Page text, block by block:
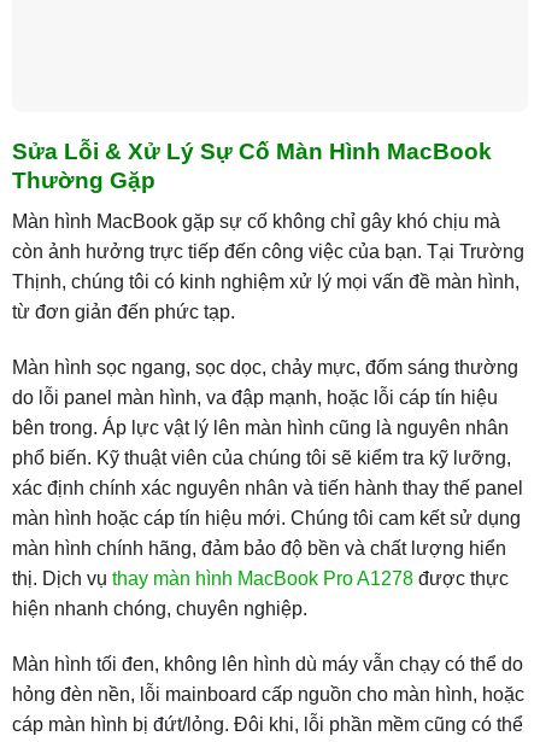
Sửa Lỗi & Xử Lý Sự Cố Màn Hình MacBook
Thường Gặp
Màn hình MacBook gặp sự cố không chỉ gây khó chịu mà
còn ảnh hưởng trực tiếp đến công việc của bạn. Tại Trường
Thịnh, chúng tôi có kinh nghiệm xử lý mọi vấn đề màn hình,
từ đơn giản đến phức tạp.
Màn hình sọc ngang, sọc dọc, chảy mực, đốm sáng thường
do lỗi panel màn hình, va đập mạnh, hoặc lỗi cáp tín hiệu
bên trong. Áp lực vật lý lên màn hình cũng là nguyên nhân
phổ biến. Kỹ thuật viên của chúng tôi sẽ kiểm tra kỹ lưỡng,
xác định chính xác nguyên nhân và tiến hành thay thế panel
màn hình hoặc cáp tín hiệu mới. Chúng tôi cam kết sử dụng
màn hình chính hãng, đảm bảo độ bền và chất lượng hiển
thị. Dịch vụ thay màn hình MacBook Pro A1278được thực
hiện nhanh chóng, chuyên nghiệp.
Màn hình tối đen, không lên hình dù máy vẫn chạy có thể do
hỏng đèn nền, lỗi mainboard cấp nguồn cho màn hình, hoặc
cáp màn hình bị đứt/lỏng. Đôi khi, lỗi phần mềm cũng có thể